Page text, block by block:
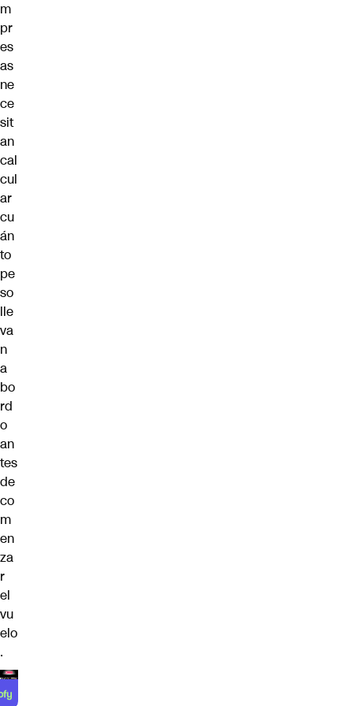
m
pr
es
as
ne
ce
sit
an
cal
cul
ar
cu
án
to
pe
so
lle
va
n
a
bo
rd
o
an
tes
de
co
m
en
za
r
el
vu
elo
.